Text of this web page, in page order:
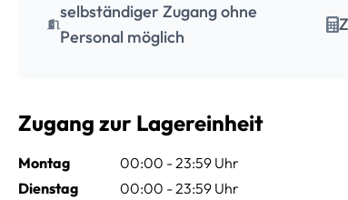
selbständiger Zugang ohne
Personal möglich
Zugang zur Lagereinheit
Montag
00:00 - 23:59 Uhr
Dienstag
00:00 - 23:59 Uhr